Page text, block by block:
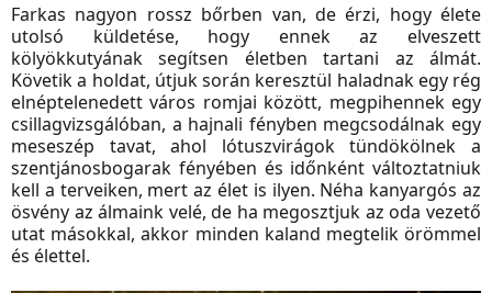
Farkas nagyon rossz bőrben van, de érzi, hogy élete
utolsó küldetése, hogy ennek az elveszett
kölyökkutyának segítsen életben tartani az álmát.
Követik a holdat, útjuk során keresztül haladnak egy rég
elnéptelenedett város romjai között, megpihennek egy
csillagvizsgálóban, a hajnali fényben megcsodálnak egy
meseszép tavat, ahol lótuszvirágok tündökölnek a
szentjánosbogarak fényében és időnként változtatniuk
kell a terveiken, mert az élet is ilyen. Néha kanyargós az
ösvény az álmaink velé, de ha megosztjuk az oda vezető
utat másokkal, akkor minden kaland megtelik örömmel
és élettel.